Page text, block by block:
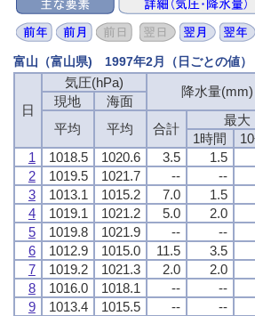
富山（富山県) 1997年2月（日ごとの値
日
気圧(hPa)
降水量(mm)
現地
海面
平均
平均 合計
最大
1時間
1
1018.5 1020.6 3.5 1.5
2
1019.5 1021.7 -- --
3
1013.1 1015.2 7.0 1.5
4
1019.1 1021.2 5.0 2.0
5
1019.8 1021.9 -- --
6
1012.9 1015.0 11.5 3.5
7
1019.2 1021.3 2.0 2.0
8
1016.0 1018.1 -- --
9
1013.4 1015.5 -- --